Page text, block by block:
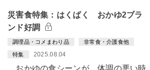
災害食特集：はくばく おかゆ2ブラ
ンド好調
調理品・コメまわり品 非常食・介護食他
特集 2025.08.04
おかゆの食シーンが、体調の悪い時